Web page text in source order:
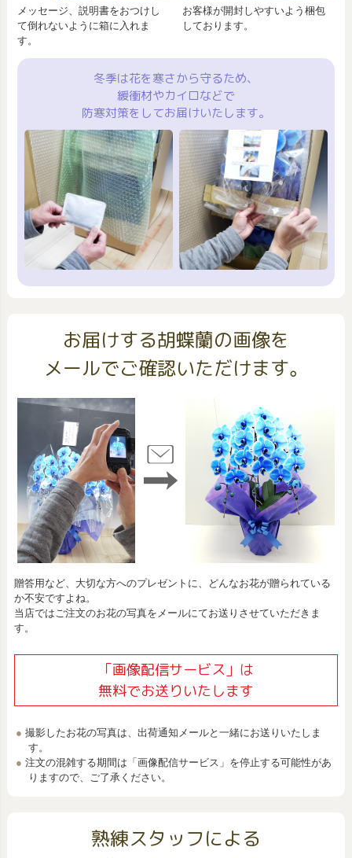
メッセージ、説明書をおつけし
て倒れないように箱に入れま
す。
お客様が開封しやすいよう梱包
しております。
冬季は花を寒さから守るため、
緩衝材やカイロなどで
防寒対策をしてお届けいたします。
お届けする胡蝶蘭の画像を
メールでご確認いただけます。
贈答用など、大切な方へのプレゼントに、どんなお花が贈られている
か不安ですよね。
当店ではご注文のお花の写真をメールにてお送りさせていただきま
す。
「画像配信サービス」は
無料でお送りいたします
撮影したお花の写真は、出荷通知メールと一緒にお送りいたしま
す。
注文の混雑する期間は「画像配信サービス」を停止する可能性があ
りますので、ご了承ください。
熟練スタッフによる